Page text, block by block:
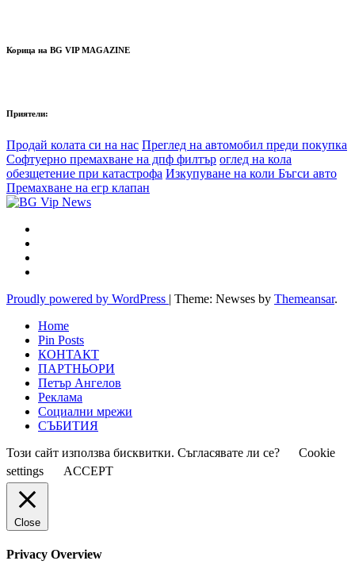
Корица на BG VIP MAGAZINE
Приятели:
Продай колата си на нас Преглед на автомобил преди покупка
Софтуерно премахване на дпф филтър оглед на кола
обезщетение при катастрофа Изкупуване на коли Бъгси авто
Премахване на егр клапан
Proudly powered by WordPress | Theme: Newses by Themeansar.
Home
Pin Posts
КОНТАКТ
ПАРТНЬОРИ
Петър Ангелов
Реклама
Социални мрежи
СЪБИТИЯ
Този сайт използва бисквитки. Съгласявате ли се?
Cookie
settings
ACCEPT
Close
Privacy Overview